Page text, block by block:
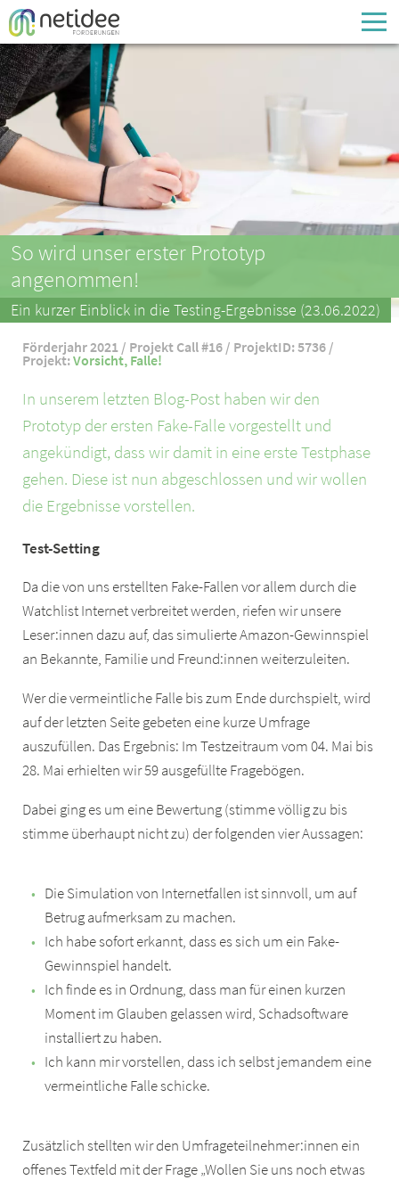
Enter your username or email address
Passwort
Passwort vergessen
So wird unser erster Prototyp
angenommen!
Ein kurzer Einblick in die Testing-Ergebnisse (23.06.2022)
Förderjahr 2021 / Projekt Call #16 / ProjektID: 5736 /
Projekt:Vorsicht, Falle!
In unserem letzten Blog-Post haben wir den
Prototyp der ersten Fake-Falle vorgestellt und
angekündigt, dass wir damit in eine erste Testphase
gehen. Diese ist nun abgeschlossen und wir wollen
die Ergebnisse vorstellen.
Test-Setting
Da die von uns erstellten Fake-Fallen vor allem durch die
Watchlist Internet verbreitet werden, riefen wir unsere
Leser:innen dazu auf, das simulierte Amazon-Gewinnspiel
an Bekannte, Familie und Freund:innen weiterzuleiten.
Wer die vermeintliche Falle bis zum Ende durchspielt, wird
auf der letzten Seite gebeten eine kurze Umfrage
auszufüllen. Das Ergebnis: Im Testzeitraum vom 04. Mai bis
28. Mai erhielten wir 59 ausgefüllte Fragebögen.
Dabei ging es um eine Bewertung (stimme völlig zu bis
stimme überhaupt nicht zu) der folgenden vier Aussagen:
Die Simulation von Internetfallen ist sinnvoll, um auf
Betrug aufmerksam zu machen.
Ich habe sofort erkannt, dass es sich um ein Fake-
Gewinnspiel handelt.
Ich finde es in Ordnung, dass man für einen kurzen
Moment im Glauben gelassen wird, Schadsoftware
installiert zu haben.
Ich kann mir vorstellen, dass ich selbst jemandem eine
vermeintliche Falle schicke.
Zusätzlich stellten wir den Umfrageteilnehmer:innen ein
offenes Textfeld mit der Frage „Wollen Sie uns noch etwas